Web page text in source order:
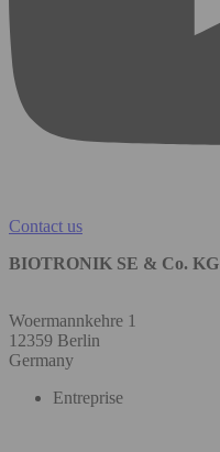
Contact us
BIOTRONIK SE & Co. KG
Woermannkehre 1
12359 Berlin
Germany
Entreprise